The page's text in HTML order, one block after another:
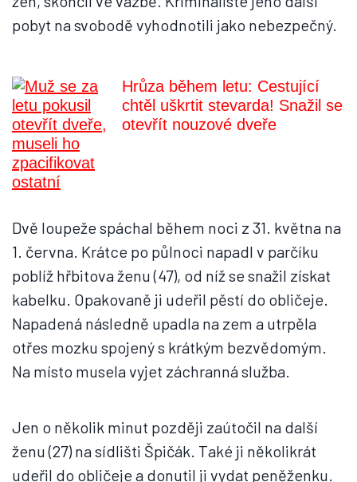
pobyt na svobodě vyhodnotili jako nebezpečný.
Hrůza během letu: Cestující
chtěl uškrtit stevarda! Snažil se
otevřít nouzové dveře
Dvě loupeže spáchal během noci z 31. května na
1. června. Krátce po půlnoci napadl v parčíku
poblíž hřbitova ženu (47), od níž se snažil získat
kabelku. Opakovaně ji udeřil pěstí do obličeje.
Napadená následně upadla na zem a utrpěla
otřes mozku spojený s krátkým bezvědomým.
Na místo musela vyjet záchranná služba.
Jen o několik minut později zaútočil na další
ženu (27) na sídlišti Špičák. Také ji několikrát
udeřil do obličeje a donutil ji vydat peněženku.